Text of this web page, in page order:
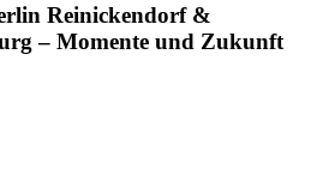
Reinickendorf &
– Momente und Zukunft